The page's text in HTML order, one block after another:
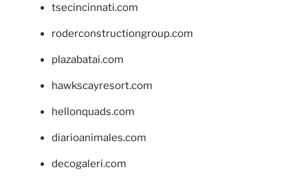
tsecincinnati.com
roderconstructiongroup.com
plazabatai.com
hawkscayresort.com
hellonquads.com
diarioanimales.com
decogaleri.com